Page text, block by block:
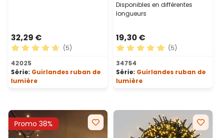
32,29 €
Note moyenne de 4.8 sur 5 étoiles
(5)
42025
Série: Guirlandes ruban de
lumière
Disponibles en différentes
longueurs
19,30 €
Note moyenne de 5 sur 5
(5)
34754
Série: Guirlandes ruban de
lumière
Promo 38%